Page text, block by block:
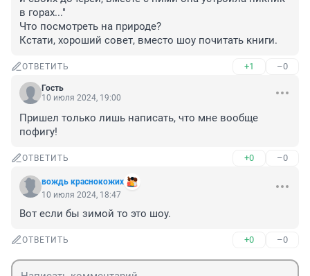
в горах..."
Что посмотреть на природе?
Кстати, хороший совет, вместо шоу почитать книги.
ОТВЕТИТЬ +1 –0
Гость
10 июля 2024, 19:00
Пришел только лишь написать, что мне вообще
пофигу!
ОТВЕТИТЬ +0 –0
вождь краснокожих
10 июля 2024, 18:47
Вот если бы зимой то это шоу.
ОТВЕТИТЬ +0 –0